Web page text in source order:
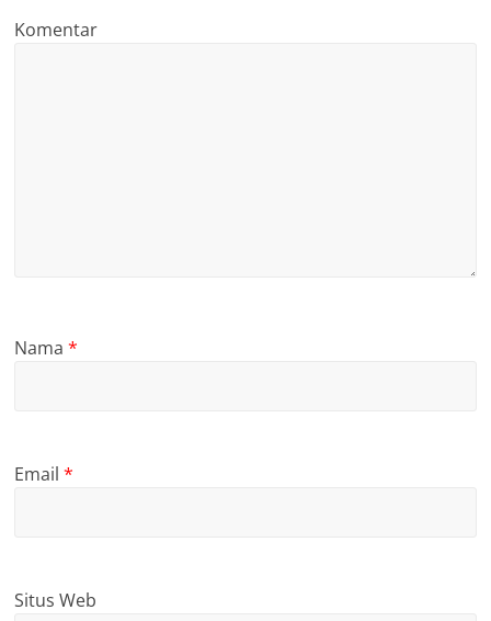
Komentar
Nama*
Email*
Situs Web